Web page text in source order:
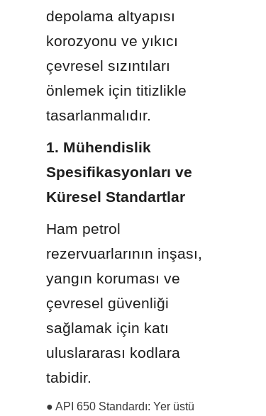
depolama altyapısı
korozyonu ve yıkıcı
çevresel sızıntıları
önlemek için titizlikle
tasarlanmalıdır.
1. Mühendislik
Spesifikasyonları ve
Küresel Standartlar
Ham petrol
rezervuarlarının inşası,
yangın koruması ve
çevresel güvenliği
sağlamak için katı
uluslararası kodlara
tabidir.
● API 650 Standardı: Yer üstü